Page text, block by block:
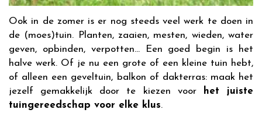
Ook in de zomer is er nog steeds veel werk te doen in
de (moes)tuin. Planten, zaaien, mesten, wieden, water
geven, opbinden, verpotten... Een goed begin is het
halve werk. Of je nu een grote of een kleine tuin hebt,
of alleen een geveltuin, balkon of dakterras: maak het
jezelf gemakkelijk door te kiezen voor
het juiste
tuingereedschap voor elke klus.